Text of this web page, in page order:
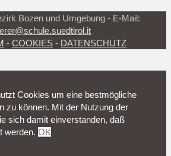
Bozen und Umgebung - E-Mail:
- COOKIES - DATENSCHUTZ
Cookies um eine bestmögliche
zu können. Mit der Nutzung der
sich damit einverstanden, daß
werden. OK